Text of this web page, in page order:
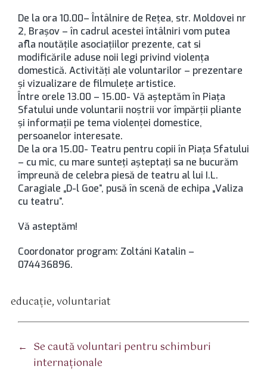
De la ora 10.00– Întâlnire de Reţea, str. Moldovei nr
2, Braşov – în cadrul acestei întâlniri vom putea
afla noutăţile asociaţiilor prezente, cat si
modificările aduse noii legi privind violenţa
domestică. Activităţi ale voluntarilor – prezentare
şi vizualizare de filmuleţe artistice.
Între orele 13.00 – 15.00- Vă aşteptăm în Piaţa
Sfatului unde voluntarii noştrii vor împărţii pliante
şi informaţii pe tema violenţei domestice,
persoanelor interesate.
De la ora 15.00- Teatru pentru copii în Piaţa Sfatului
– cu mic, cu mare sunteţi aşteptaţi sa ne bucurăm
împreună de celebra piesă de teatru al lui I.L.
Caragiale „D-l Goe”, pusă în scenă de echipa „Valiza
cu teatru”.
Vă asteptăm!
Coordonator program: Zoltáni Katalin –
074436896.
educaţie,voluntariat
← Se caută voluntari pentru schimburi
internaţionale